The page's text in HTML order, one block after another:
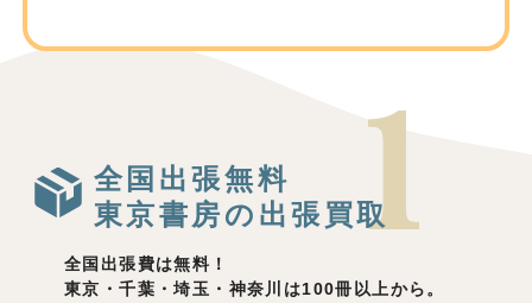
全国出張無料
東京書房の出張買取
全国出張費は無料！
東京・千葉・埼玉・神奈川は100冊以上から。